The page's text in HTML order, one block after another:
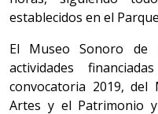
establecidos en el
El Museo Sonoro
actividades
convocatoria 2019,
Artes y el Patrimonio